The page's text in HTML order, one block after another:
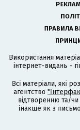
ПРАВИЛА
Використання
інтернет-видань -
Всі матеріали, які
агентство
відтворенню та/
інакше як з